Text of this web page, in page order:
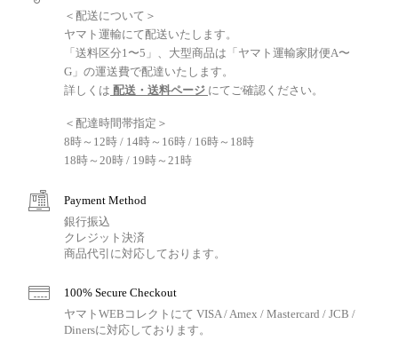
＜配送について＞
ヤマト運輸にて配送いたします。
「送料区分1〜5」、大型商品は「ヤマト運輸家財便A〜
G」の運送費で配達いたします。
詳しくは 配送・送料ページ にてご確認ください。
＜配達時間帯指定＞
8時～12時 / 14時～16時 / 16時～18時
18時～20時 / 19時～21時
Payment Method
銀行振込
クレジット決済
商品代引に対応しております。
100% Secure Checkout
ヤマトWEBコレクトにて VISA / Amex / Mastercard / JCB /
Dinersに対応しております。